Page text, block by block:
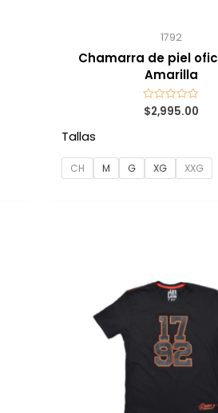
1792
Chamarra de piel
Amarilla
Valorado
con
$2,995.00
Tallas
CH M G XG XXG